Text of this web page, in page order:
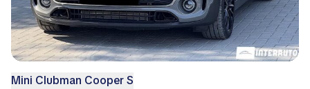
Mini Clubman Cooper S